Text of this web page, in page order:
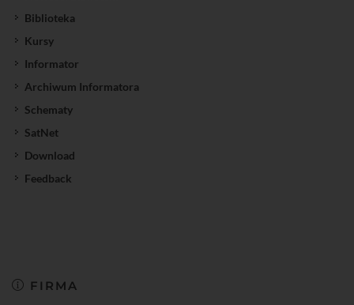
Biblioteka
Kursy
Informator
Archiwum Informatora
Schematy
SatNet
Download
Feedback
FIRMA